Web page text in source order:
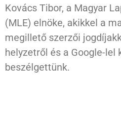
Kovács Tibor, a Magyar
(MLE) elnöke, akikkel a
megillető szerzői
helyzetről és a Google-
beszélgettünk.